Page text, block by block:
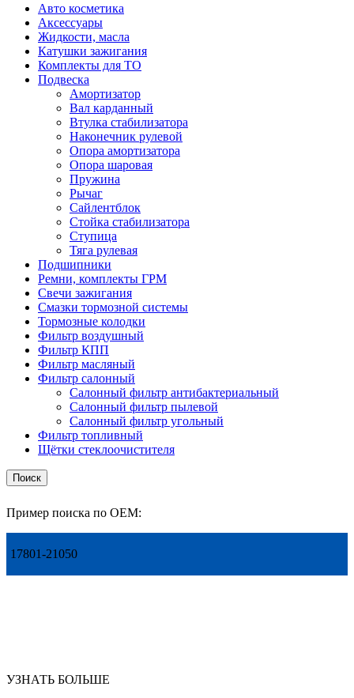
Авто косметика
Аксессуары
Жидкости, масла
Катушки зажигания
Комплекты для ТО
Подвеска
Амортизатор
Вал карданный
Втулка стабилизатора
Наконечник рулевой
Опора амортизатора
Опора шаровая
Пружина
Рычаг
Сайлентблок
Стойка стабилизатора
Ступица
Тяга рулевая
Подшипники
Ремни, комплекты ГРМ
Свечи зажигания
Смазки тормозной системы
Тормозные колодки
Фильтр воздушный
Фильтр КПП
Фильтр масляный
Фильтр салонный
Салонный фильтр антибактериальный
Салонный фильтр пылевой
Салонный фильтр угольный
Фильтр топливный
Щётки стеклоочистителя
Поиск
Пример поиска по OEM:
17801-21050
УЗНАТЬ БОЛЬШЕ